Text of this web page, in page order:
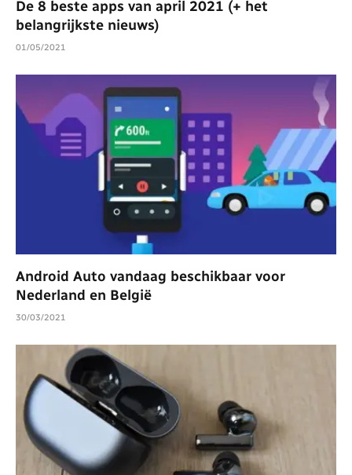
De 8 beste apps van april 2021 (+ het
belangrijkste nieuws)
01/05/2021
Android Auto vandaag beschikbaar voor
Nederland en België
30/03/2021